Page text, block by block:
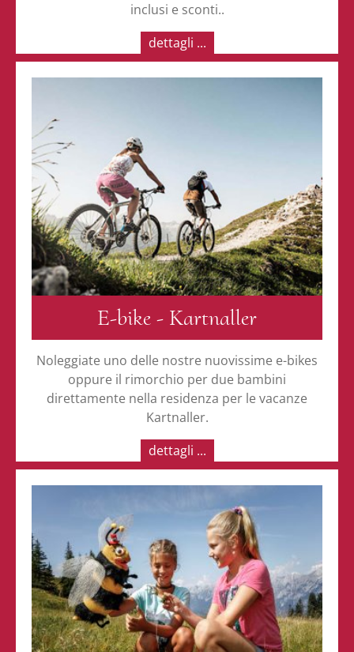
inclusi e sconti..
dettagli ...
E-bike - Kartnaller
Noleggiate uno delle nostre nuovissime e-bikes
oppure il rimorchio per due bambini
direttamente nella residenza per le vacanze
Kartnaller.
dettagli ...